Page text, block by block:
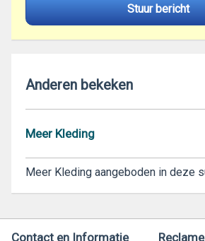
Stuur bericht
Anderen bekeken
Meer Kleding
Meer Kleding aangeboden in deze
Contact en Informatie Reclame